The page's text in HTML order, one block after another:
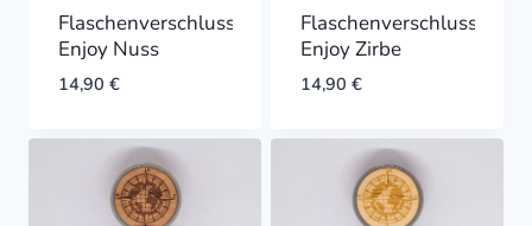
Flaschenverschluss
Enjoy Nuss
14,90 €
Flaschenverschluss
Enjoy Zirbe
14,90 €